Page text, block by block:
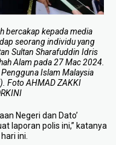
bercakap kepada media
seorang individu yang
Sultan Sharafuddin Idris
Alam pada 27 Mac 2024.
Islam Malaysia
Foto AHMAD ZAKKI
Negeri dan Dato’
laporan polis ini,” katanya
ini.